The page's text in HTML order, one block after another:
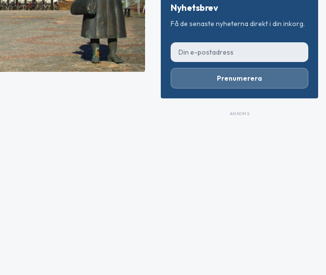
Nyhetsbrev
Få de senaste nyheterna direkt i din inkorg.
Prenumerera
ANNONS